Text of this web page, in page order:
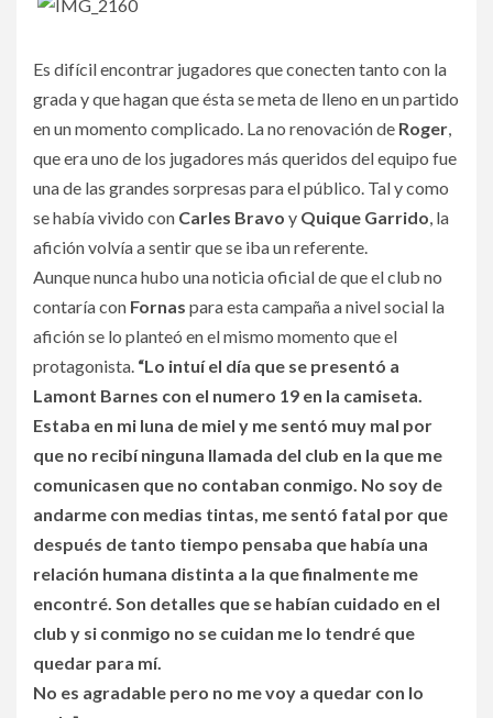
Es difícil encontrar jugadores que conecten tanto con la
grada y que hagan que ésta se meta de lleno en un partido
en un momento complicado. La no renovación de Roger,
que era uno de los jugadores más queridos del equipo fue
una de las grandes sorpresas para el público. Tal y como
se había vivido con Carles Bravo y Quique Garrido, la
afición volvía a sentir que se iba un referente.
Aunque nunca hubo una noticia oficial de que el club no
contaría con Fornas para esta campaña a nivel social la
afición se lo planteó en el mismo momento que el
protagonista. “Lo intuí el día que se presentó a
Lamont Barnes con el numero 19 en la camiseta.
Estaba en mi luna de miel y me sentó muy mal por
que no recibí ninguna llamada del club en la que me
comunicasen que no contaban conmigo. No soy de
andarme con medias tintas, me sentó fatal por que
después de tanto tiempo pensaba que había una
relación humana distinta a la que finalmente me
encontré. Son detalles que se habían cuidado en el
club y si conmigo no se cuidan me lo tendré que
quedar para mí.
No es agradable pero no me voy a quedar con lo